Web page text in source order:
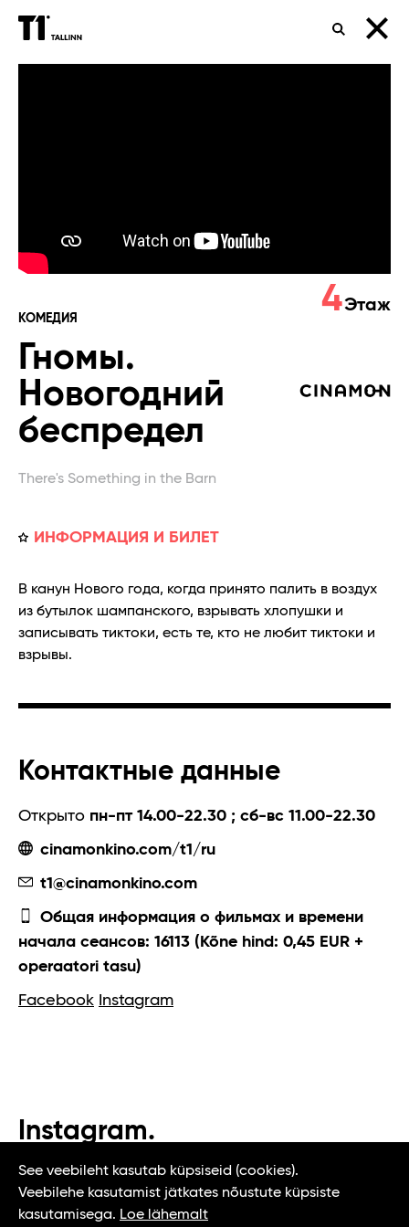
ПОИСК
КОМЕДИЯ
Гномы.
Новогодний
беспредел
There's Something in the Barn
ИНФОРМАЦИЯ И БИЛЕТ
4Этаж
В канун Нового года, когда принято палить в воздух
из бутылок шампанского, взрывать хлопушки и
записывать тиктоки, есть те, кто не любит тиктоки и
взрывы.
Контактные данные
Открыто пн-пт 14.00-22.30 ; сб-вс 11.00-22.30
cinamonkino.com/t1/ru
t1@cinamonkino.com
Общая информация о фильмах и времени
начала сеансов: 16113 (Kõne hind: 0,45 EUR +
operaatori tasu)
Facebook Instagram
Instagram.
#t1tallinn #tasteoftallinn
See veebileht kasutab küpsiseid (cookies).
Veebilehe kasutamist jätkates nõustute küpsiste
kasutamisega. Loe lähemalt